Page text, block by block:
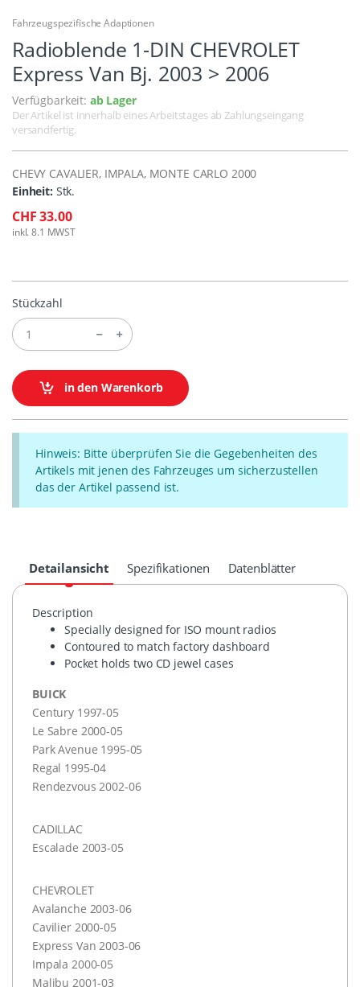
Fahrzeugspezifische Adaptionen
Radioblende 1-DIN CHEVROLET
Express Van Bj. 2003 > 2006
Verfügbarkeit: ab Lager
Der Artikel ist innerhalb eines Arbeitstages ab Zahlungseingang
versandfertig.
CHEVY CAVALIER, IMPALA, MONTE CARLO 2000
Einheit: Stk.
CHF 33.00
inkl. 8.1 MWST
Stückzahl
in den Warenkorb
Hinweis: Bitte überprüfen Sie die Gegebenheiten des
Artikels mit jenen des Fahrzeuges um sicherzustellen
das der Artikel passend ist.
Detailansicht Spezifikationen Datenblätter
Description
Specially designed for ISO mount radios
Contoured to match factory dashboard
Pocket holds two CD jewel cases
BUICK
Century 1997-05
Le Sabre 2000-05
Park Avenue 1995-05
Regal 1995-04
Rendezvous 2002-06
CADILLAC
Escalade 2003-05
CHEVROLET
Avalanche 2003-06
Cavilier 2000-05
Express Van 2003-06
Impala 2000-05
Malibu 2001-03